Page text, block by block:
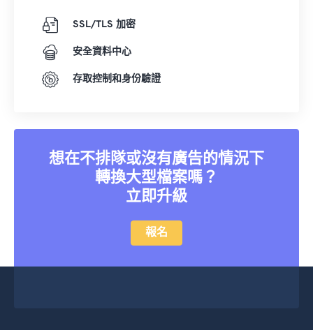
SSL/TLS 加密
安全資料中心
存取控制和身份驗證
想在不排隊或沒有廣告的情況下
轉換大型檔案嗎？
立即升級
報名